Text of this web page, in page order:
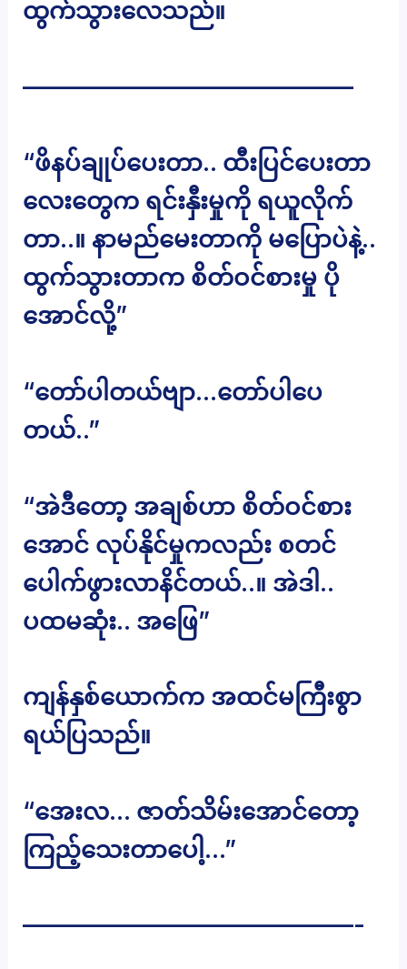
ထွက်သွားလေသည်။
——————————————
“ဖိနပ်ချုပ်ပေးတာ.. ထီးပြင်ပေးတာ
လေးတွေက ရင်းနှီးမှုကို ရယူလိုက်
တာ..။ နာမည်မေးတာကို မပြောပဲနဲ့..
ထွက်သွားတာက စိတ်ဝင်စားမှု ပို
အောင်လို့”
“တော်ပါတယ်ဗျာ…တော်ပါပေ
တယ်..”
“အဲဒီတော့ အချစ်ဟာ စိတ်ဝင်စား
အောင် လုပ်နိုင်မှုကလည်း စတင်
ပေါက်ဖွားလာနိင်တယ်..။ အဲဒါ..
ပထမဆုံး.. အဖြေ”
ကျန်နှစ်ယောက်က အထင်မကြီးစွာ
ရယ်ပြသည်။
“အေးလ… ဇာတ်သိမ်းအောင်တော့
ကြည့်သေးတာပေါ့…”
——————————————-